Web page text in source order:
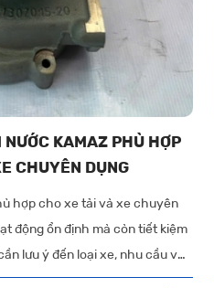
NƯỚC KAMAZ PHÙ HỢP
CHUYÊN DỤNG
hợp cho xe tải và xe chuyên
động ổn định mà còn tiết kiệm
lưu ý đến loại xe, nhu cầu vận
địa chỉ mua hàng uy tín.